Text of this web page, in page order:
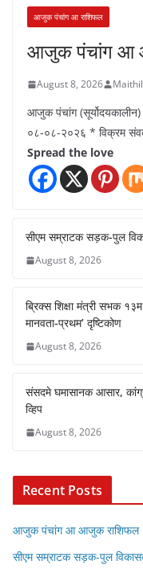
आजुक पंचांग आ राशिफल
आजुक पंचांग आ
August 8, 2026
आजुक पंचांग (सूर्योदयकालीन)
०८-०८-२०२६ * विक्रम
Spread the love
सीएम सम्राटक सड़क-पुल
August 8, 2026
ब्रिक्स शिक्षा मंत्री सभक
मानवता-प्रथम’ दृष्टिकोण
August 8, 2026
संसदमे घमासानक आसार,
व्हिप
August 8, 2026
Recent Posts
आजुक पंचांग आ आजुक राशिफल
सीएम सम्राटक सड़क-पुल